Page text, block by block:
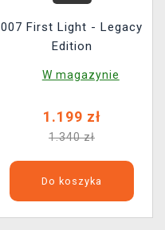
007 First Light - Legacy
Edition
W magazynie
1.199 zł
1.340 zł
Do koszyka